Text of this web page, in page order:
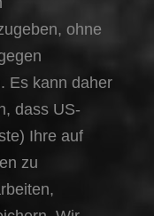
ohne
Es kann daher
dass US-
Ihre auf
zu